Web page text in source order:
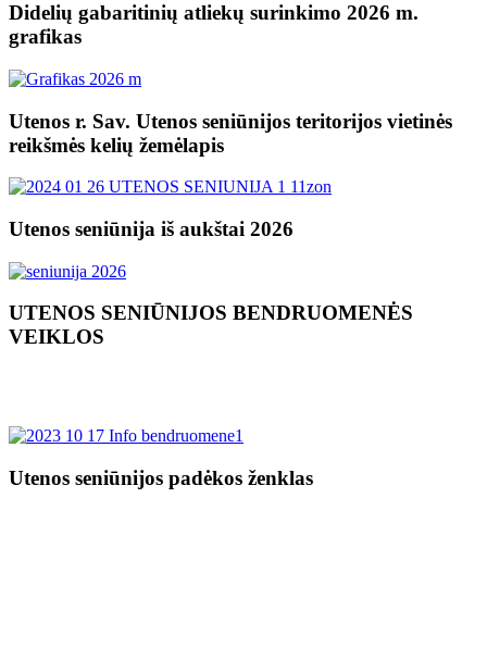
Didelių gabaritinių atliekų surinkimo 2026 m.
grafikas
Utenos r. Sav. Utenos seniūnijos teritorijos vietinės
reikšmės kelių žemėlapis
Utenos seniūnija iš aukštai 2026
UTENOS SENIŪNIJOS BENDRUOMENĖS
VEIKLOS
Utenos seniūnijos padėkos ženklas